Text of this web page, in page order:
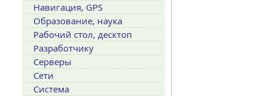
Навигация, GPS
Образование, наука
Рабочий стол, десктоп
Разработчику
Серверы
Сети
Система